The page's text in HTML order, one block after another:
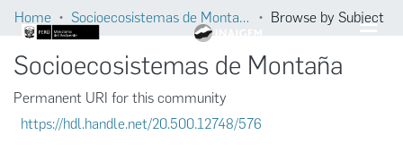
Home Socioecosistemas de Montaña Browse by Subject
Socioecosistemas de Montaña
Permanent URI for this community
https://hdl.handle.net/20.500.12748/576